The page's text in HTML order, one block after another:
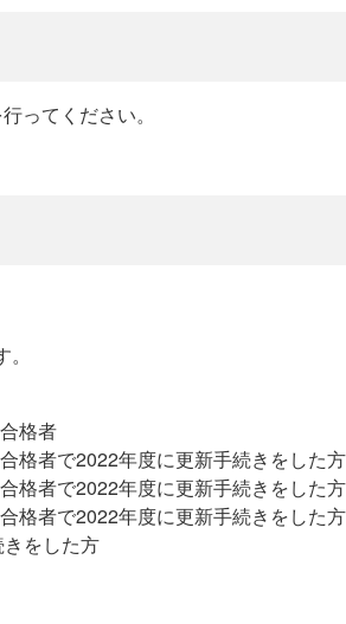
ってください。
格者
格者で2022年度に更新手続きをした方
格者で2022年度に更新手続きをした方
格者で2022年度に更新手続きをした方
をした方